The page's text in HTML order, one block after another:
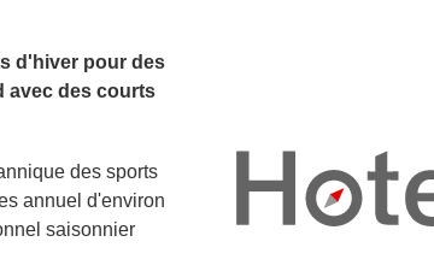
d'hiver pour des
avec des courts
des sports
annuel d'environ
saisonnier